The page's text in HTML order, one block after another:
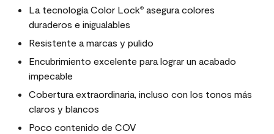
La tecnología Color Lock® asegura colores
duraderos e inigualables
Resistente a marcas y pulido
Encubrimiento excelente para lograr un acabado
impecable
Cobertura extraordinaria, incluso con los tonos más
claros y blancos
Poco contenido de COV